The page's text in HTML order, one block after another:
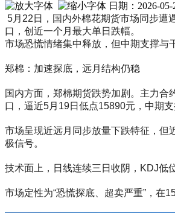
日期：2026-
5月22日，国内外棉花期货市场同步遭
口，创近一个月最大单日跌幅。
市场恐慌情绪集中释放，但中期支撑与
郑棉：加速探底，远月结构仍稳
国内方面，郑棉期货跌势加剧。主力
口，逼近5月19日低点15890元，中期支
市场呈现近远月同步放量下跌特征，但
极信号。
技术面上，日线连续三日收阴，KDJ低
市场定性为“恐慌探底、超卖严重”，在